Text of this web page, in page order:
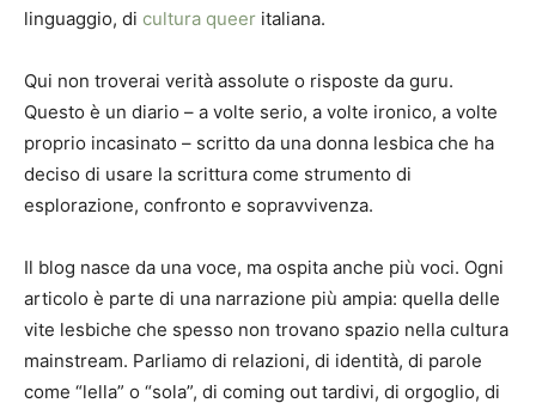
linguaggio, di cultura queer italiana.
Qui non troverai verità assolute o risposte da guru.
Questo è un diario – a volte serio, a volte ironico, a volte
proprio incasinato – scritto da una donna lesbica che ha
deciso di usare la scrittura come strumento di
esplorazione, confronto e sopravvivenza.
Il blog nasce da una voce, ma ospita anche più voci. Ogni
articolo è parte di una narrazione più ampia: quella delle
vite lesbiche che spesso non trovano spazio nella cultura
mainstream. Parliamo di relazioni, di identità, di parole
come “lella” o “sola”, di coming out tardivi, di orgoglio, di